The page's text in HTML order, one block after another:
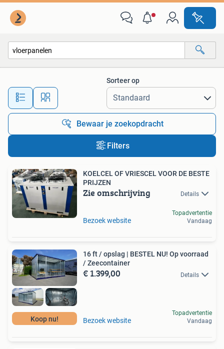
Alle afstanden…
Sorteer op
Bewaar je zoekopdracht
Filters
KOELCEL OF VRIESCEL VOOR DE BESTE
PRIJZEN
Zie omschrijving Details
Bezoek website
Topadvertentie
Vandaag
Koop nu!
16 ft / opslag | BESTEL NU! Op voorraad
/ Zeecontainer
€ 1.399,00 Details
Bezoek website
Topadvertentie
Vandaag